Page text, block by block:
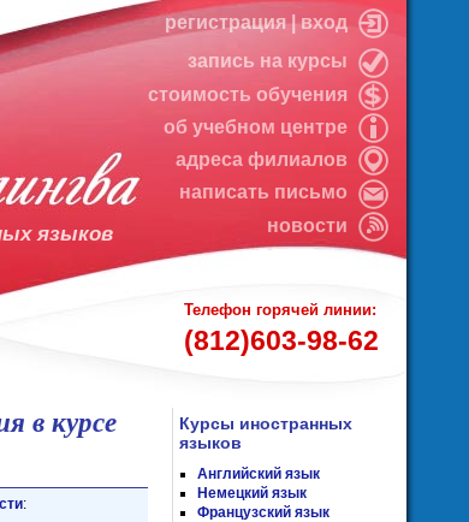
языков
регистрация | вход
запись на курсы
стоимость обучения
об учебном центре
адреса филиалов
написать письмо
новости
Телефон горячей линии:
(812)603-98-62
в курсе
:
Курсы иностранных
языков
Английский язык
Немецкий язык
Французский язык